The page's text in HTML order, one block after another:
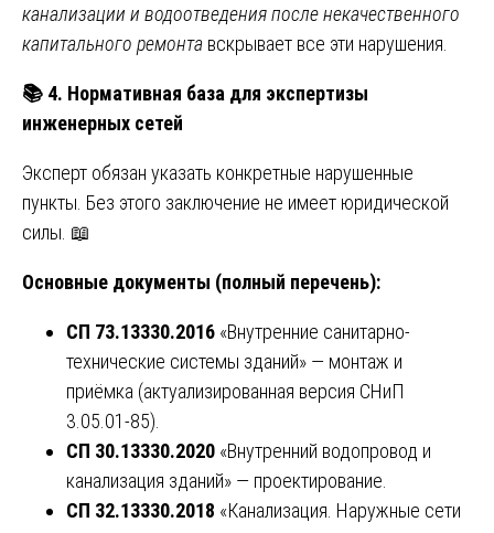
канализации и водоотведения после некачественного
капитального ремонта вскрывает все эти нарушения.
📚 4. Нормативная база для экспертизы
инженерных сетей
Эксперт обязан указать конкретные нарушенные
пункты. Без этого заключение не имеет юридической
силы. 📖
Основные документы (полный перечень):
СП 73.13330.2016 «Внутренние санитарно-
технические системы зданий» — монтаж и
приёмка (актуализированная версия СНиП
3.05.01-85).
СП 30.13330.2020 «Внутренний водопровод и
канализация зданий» — проектирование.
СП 32.13330.2018 «Канализация. Наружные сети